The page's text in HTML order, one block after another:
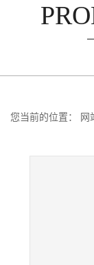
您当前的位置： 网